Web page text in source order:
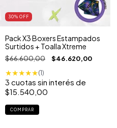
30% OFF
Pack X3 Boxers Estampados
Surtidos + Toalla Xtreme
$66.600,00 $46.620,00
★★★★★(1)
3 cuotas sin interés de
$15.540,00
COMPRAR